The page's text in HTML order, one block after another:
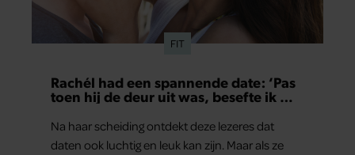
FIT
Rachél had een spannende date: ‘Pas
toen hij de deur uit was, besefte ik wat
Na haar scheiding ontdekt deze lezeres dat
daten ook luchtig en leuk kan zijn. Maar als ze